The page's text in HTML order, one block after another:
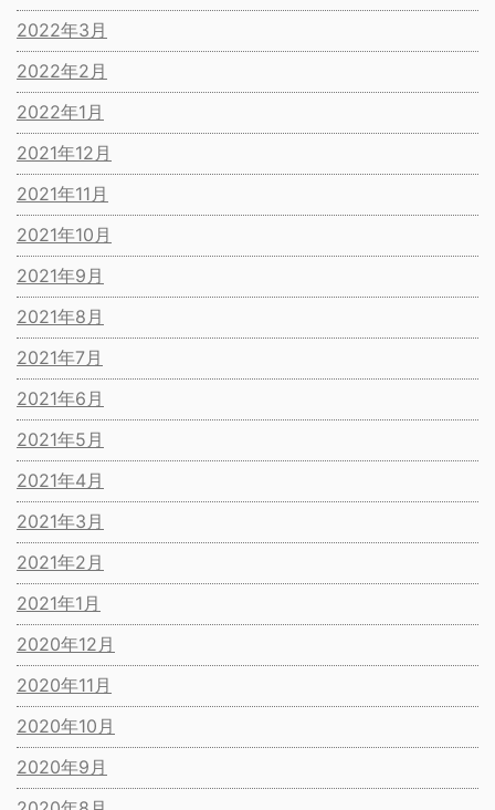
2022年3月
2022年2月
2022年1月
2021年12月
2021年11月
2021年10月
2021年9月
2021年8月
2021年7月
2021年6月
2021年5月
2021年4月
2021年3月
2021年2月
2021年1月
2020年12月
2020年11月
2020年10月
2020年9月